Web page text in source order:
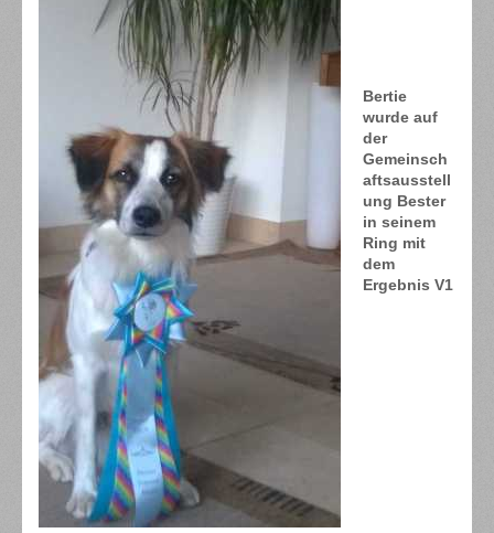
Bertie
wurde auf
der
Gemeinsch
aftsausstell
ung Bester
in seinem
Ring mit
dem
Ergebnis V1